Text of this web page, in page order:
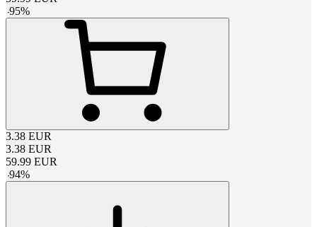
-95%
3.38 EUR
3.38 EUR
59.99 EUR
-94%